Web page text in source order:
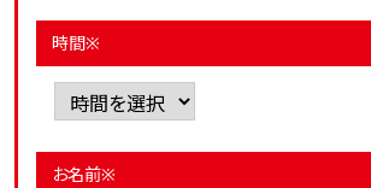
時間※
お名前※